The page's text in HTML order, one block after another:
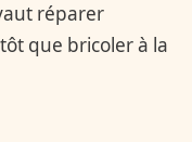
réparer
que bricoler à la